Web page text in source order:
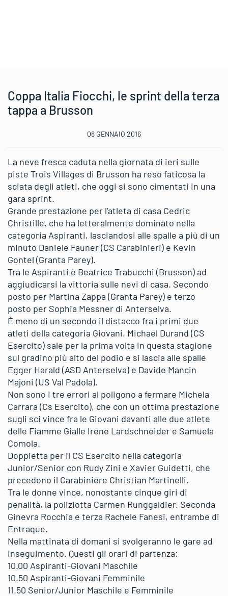
Coppa Italia Fiocchi, le sprint della terza
tappa a Brusson
08 GENNAIO 2016
La neve fresca caduta nella giornata di ieri sulle
piste Trois Villages di Brusson ha reso faticosa la
sciata degli atleti, che oggi si sono cimentati in una
gara sprint.
Grande prestazione per l’atleta di casa Cedric
Christille, che ha letteralmente dominato nella
categoria Aspiranti, lasciandosi alle spalle a più di un
minuto Daniele Fauner (CS Carabinieri) e Kevin
Gontel (Granta Parey).
Tra le Aspiranti è Beatrice Trabucchi (Brusson) ad
aggiudicarsi la vittoria sulle nevi di casa. Secondo
posto per Martina Zappa (Granta Parey) e terzo
posto per Sophia Messner di Anterselva.
È meno di un secondo il distacco fra i primi due
atleti della categoria Giovani. Michael Durand (CS
Esercito) sale per la prima volta in questa stagione
sul gradino più alto del podio e si lascia alle spalle
Egger Harald (ASD Anterselva) e Davide Mancin
Majoni (US Val Padola).
Non sono i tre errori al poligono a fermare Michela
Carrara (Cs Esercito), che con un ottima prestazione
sugli sci vince fra le Giovani davanti alle due atlete
delle Fiamme Gialle Irene Lardschneider e Samuela
Comola.
Doppietta per il CS Esercito nella categoria
Junior/Senior con Rudy Zini e Xavier Guidetti, che
precedono il Carabiniere Christian Martinelli.
Tra le donne vince, nonostante cinque giri di
penalità, la poliziotta Carmen Runggaldier. Seconda
Ginevra Rocchia e terza Rachele Fanesi, entrambe di
Entraque.
Nella mattinata di domani si svolgeranno le gare ad
inseguimento. Questi gli orari di partenza:
10.00 Aspiranti-Giovani Maschile
10.50 Aspiranti-Giovani Femminile
11.50 Senior/Junior Maschile e Femminile